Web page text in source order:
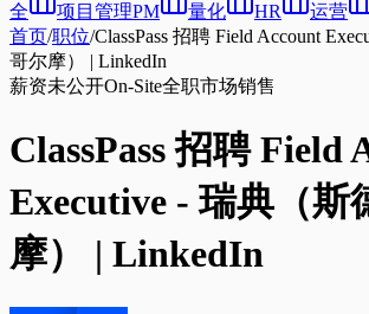
全
项目管理PM 量化 HR 运营
首页/职位/ClassPass 招聘 Field Account
哥尔摩） | LinkedIn
薪资未公开On-Site全职市场销售
ClassPass 招聘 Field
Executive - 瑞典（斯
摩） | LinkedIn